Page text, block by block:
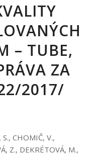
– TUBE,
ZA
2017/
CHOMIČ, V.,
Z., DEKRÉTOVÁ, M.,